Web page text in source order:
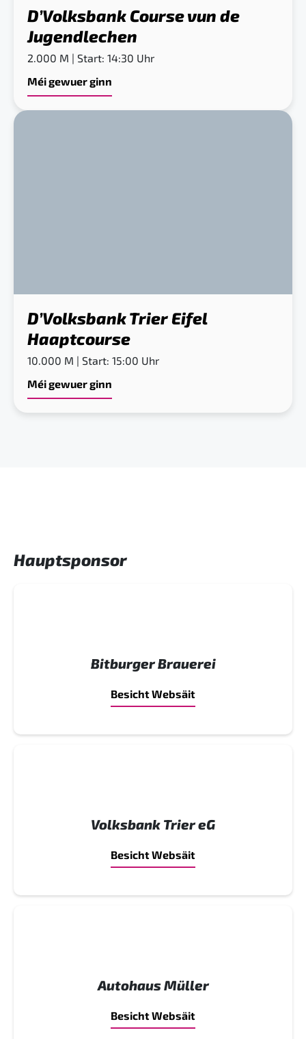
D’Volksbank Course vun de
Jugendlechen
2.000 M | Start: 14:30 Uhr
Méi gewuer ginn
D’Volksbank Trier Eifel
Haaptcourse
10.000 M | Start: 15:00 Uhr
Méi gewuer ginn
Hauptsponsor
Bitburger Brauerei
Besicht Websäit
Volksbank Trier eG
Besicht Websäit
Autohaus Müller
Besicht Websäit